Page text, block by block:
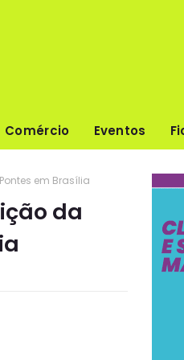
Comércio Eventos
em Brasília
da